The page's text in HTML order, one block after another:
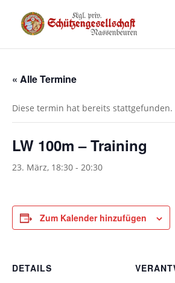
« Alle Termine
Diese termin hat bereits stattgefunden.
LW 100m – Training
23. März, 18:30 - 20:30
Zum Kalender hinzufügen
DETAILS